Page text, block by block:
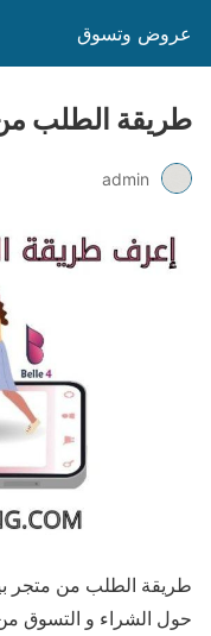
عروض وتسوق
طريقة الطلب
admin
طريقة الطلب من متجر
حول الشراء و التسوق من